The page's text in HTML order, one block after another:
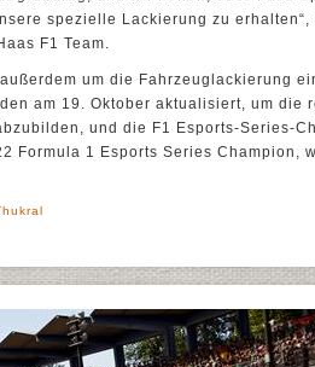
spezielle Lackierung zu erhalten“,
F1 Team.
um die Fahrzeuglackierung
am 19. Oktober aktualisiert, um die
und die F1 Esports-Series-
Formula 1 Esports Series Champion,